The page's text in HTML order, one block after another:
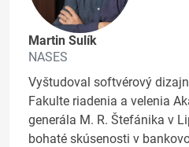
Martin Sulík
NASES
Vyštudoval softvérový
Fakulte riadenia a velenia
generála M. R. Štefánika v
bohaté skúsenosti v